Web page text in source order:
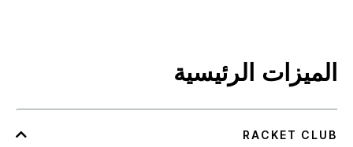
الميزات الرئيسية